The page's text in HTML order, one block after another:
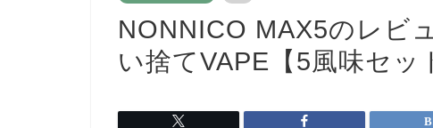
NONNICO MAX5のレビ
い捨てVAPE【5風味セッ